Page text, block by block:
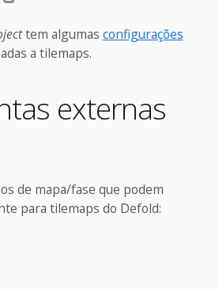
tem algumas configurações
a tilemaps.
externas
de mapa/fase que podem
para tilemaps do Defold: